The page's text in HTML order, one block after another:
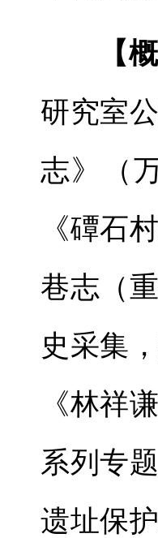
【
研究室
志》（
《磹石
巷志（
史采集
《林祥
系列专
遗址保